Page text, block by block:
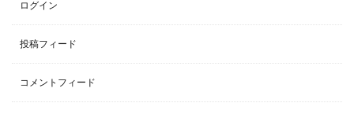
ログイン
投稿フィード
コメントフィード